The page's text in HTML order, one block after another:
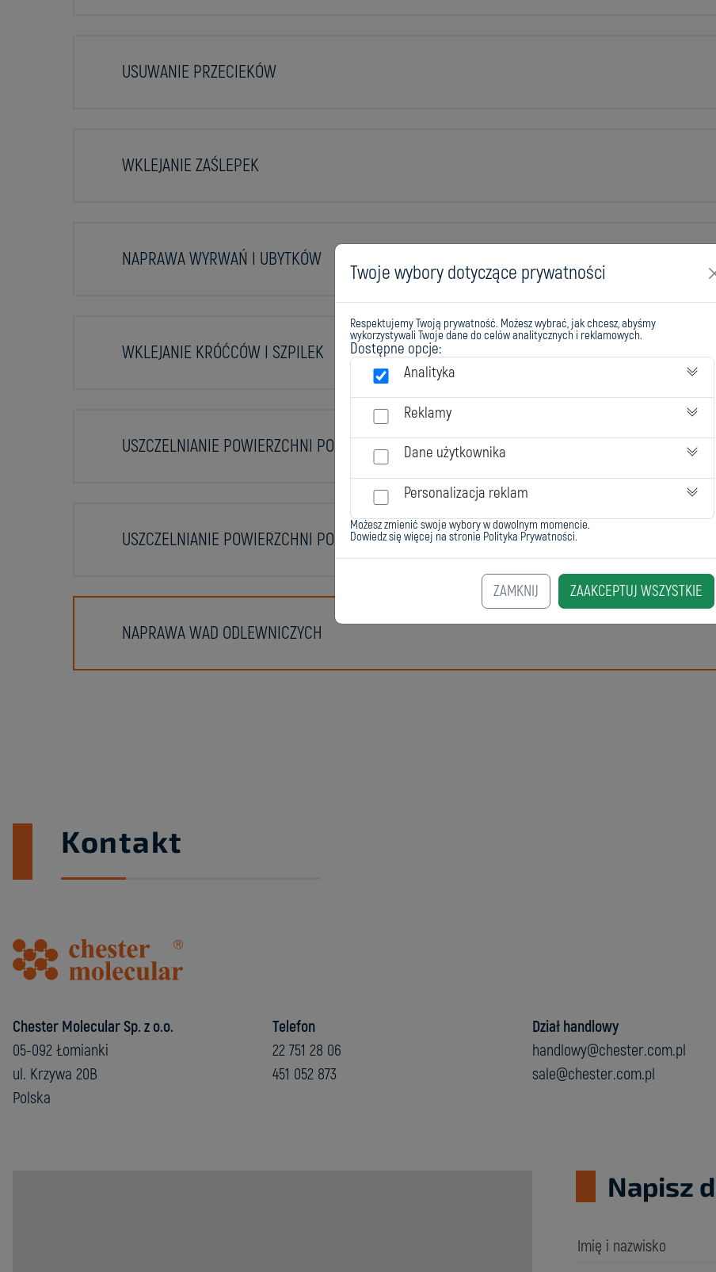
USUWANIE PRZECIEKÓW
WKLEJANIE ZAŚLEPEK
NAPRAWA WYRWAŃ I UBYTKÓW
WKLEJANIE KRÓĆCÓW I SZPILEK
USZCZELNIANIE POWIERZCHNI PODZIAŁOWYCH
USZCZELNIANIE POWIERZCHNI POKRYW
NAPRAWA WAD ODLEWNICZYCH
Kontakt
Chester Molecular Sp. z o.o.
05-092 Łomianki
ul. Krzywa 20B
Polska
Telefon
22 751 28 06
451 052 873
Dział handlowy
handlowy@chester.com.pl
sale@chester.com.pl
Napisz
Twoje wybory dotyczące prywatności
Respektujemy Twoją prywatność. Możesz wybrać, jak chcesz, abyśmy
wykorzystywali Twoje dane do celów analitycznych i reklamowych.
Dostępne opcje:
Analityka
Reklamy
Dane użytkownika
Personalizacja reklam
Możesz zmienić swoje wybory w dowolnym momencie.
Dowiedz się więcej na stronie Polityka Prywatności.
ZAMKNIJ ZAAKCEPTUJ WSZYSTKIE